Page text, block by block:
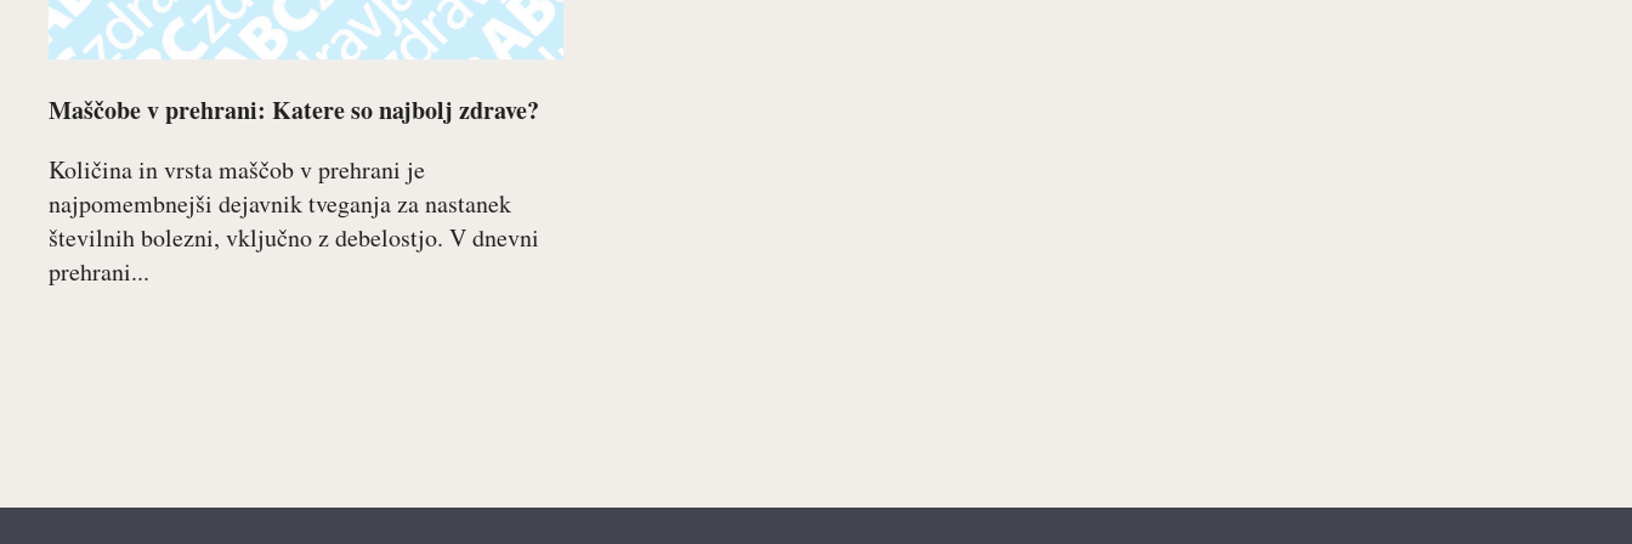
Maščobe v prehrani: Katere so najbolj zdrave?
Količina in vrsta maščob v prehrani je
najpomembnejši dejavnik tveganja za nastanek
številnih bolezni, vključno z debelostjo. V dnevni
prehrani...